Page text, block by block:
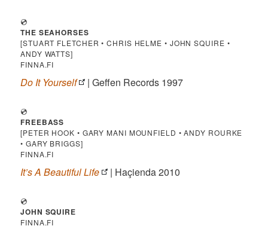
💿
THE SEAHORSES
[STUART FLETCHER • CHRIS HELME • JOHN SQUIRE •
ANDY WATTS]
FINNA.FI
Do It Yourself | Geffen Records 1997
💿
FREEBASS
[PETER HOOK • GARY MANI MOUNFIELD • ANDY ROURKE
• GARY BRIGGS]
FINNA.FI
It’s A Beautiful Life | Haçienda 2010
💿
JOHN SQUIRE
FINNA.FI